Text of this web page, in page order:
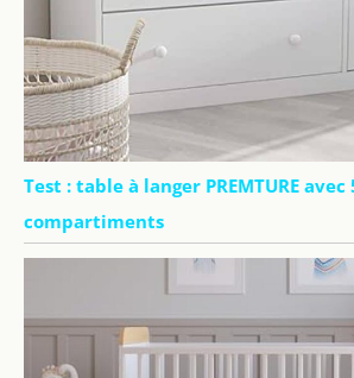
Test : table à langer PREMTURE
compartiments